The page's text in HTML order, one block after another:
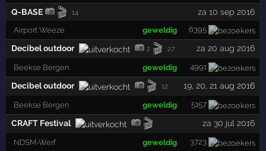
Q-BASE 🎬 14 za 10 sep 2016
Airport Weeze geweldig 6395
Decibel outdoor 2 🎬 27 za 20 aug 2016
Beekse Bergen geweldig 4991
Decibel outdoor 🎬 12 19, 20, 21aug 2016
Beekse Bergen geweldig 5157
CRAFT Festival 🎬 za 30 jul 2016
NDSM-Werf geweldig 3723